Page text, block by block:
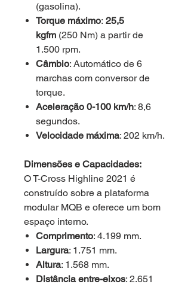
(gasolina).
Torque máximo: 25,5
kgfm (250 Nm) a partir de
1.500 rpm.
Câmbio: Automático de 6
marchas com conversor de
torque.
Aceleração 0-100 km/h: 8,6
segundos.
Velocidade máxima: 202 km/h.
Dimensões e Capacidades:
O T-Cross Highline 2021 é
construído sobre a plataforma
modular MQB e oferece um bom
espaço interno.
Comprimento: 4.199 mm.
Largura: 1.751 mm.
Altura: 1.568 mm.
Distância entre-eixos: 2.651